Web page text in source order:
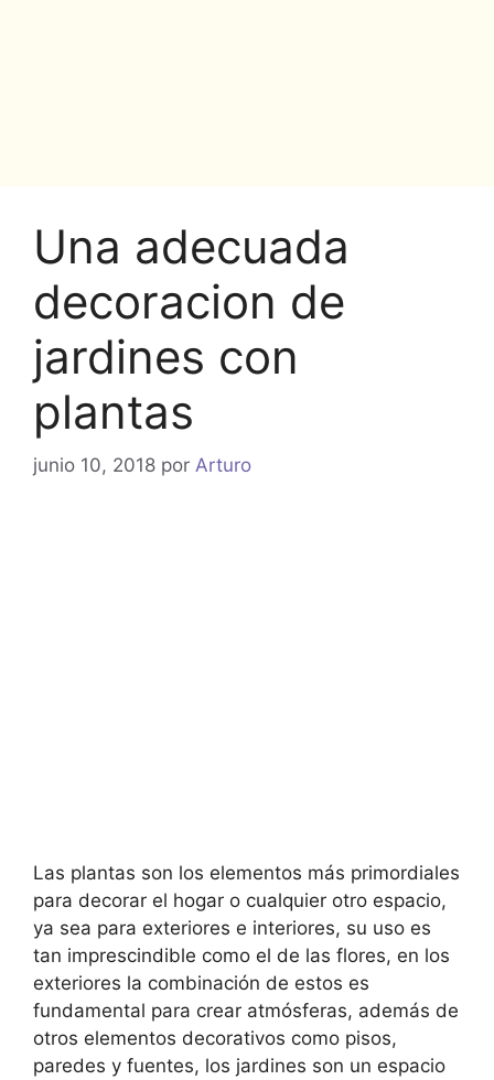
Una adecuada
decoracion de
jardines con
plantas
junio 10, 2018 por Arturo
Las plantas son los elementos más primordiales
para decorar el hogar o cualquier otro espacio,
ya sea para exteriores e interiores, su uso es
tan imprescindible como el de las flores, en los
exteriores la combinación de estos es
fundamental para crear atmósferas, además de
otros elementos decorativos como pisos,
paredes y fuentes, los jardines son un espacio